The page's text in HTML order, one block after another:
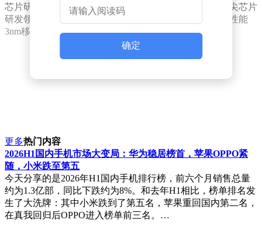
芯片研发设计的企业。这不仅实打实地证明了小米在顶尖芯片
研发领域的硬核技术储备，也直接填补了国内企业在高性能
3nm移动处理器领域维持了多年的市场空白。
确定
更多热门内容
2026H1国内手机市场大变局：华为稳居榜首，苹果OPPO紧
随，小米跌至第五
今天分享的是2026年H1国内手机排行榜，前六个月销售总量
约为1.3亿部，同比下跌约为8%。和去年H1相比，榜单排名发
生了大洗牌：其中小米跌到了第五名，苹果重回国内第二名，
在真我回归后OPPO进入榜单前三名。…